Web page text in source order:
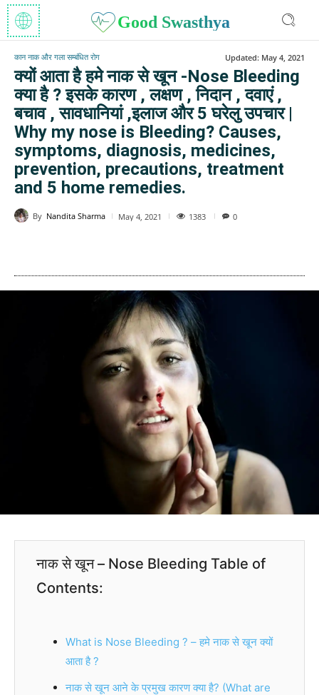
Good Swasthya
कान नाक और गला सम्बंधित रोग Updated: May 4, 2021
क्यों आता है हमे नाक से खून -Nose Bleeding
क्या है ? इसके कारण , लक्षण , निदान , दवाएं ,
बचाव , सावधानियां ,इलाज और 5 घरेलु उपचार |
Why my nose is Bleeding? Causes,
symptoms, diagnosis, medicines,
prevention, precautions, treatment
and 5 home remedies.
By Nandita Sharma May 4, 2021 1383 0
नाक से खून – Nose Bleeding Table of
Contents:
What is Nose Bleeding ? – हमे नाक से खून क्यों
आता है ?
नाक से खून आने के प्रमुख कारण क्या है? (What are